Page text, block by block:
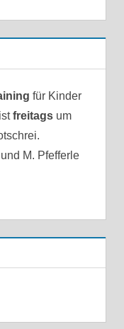
für Kinder
freitagsum
M. Pfefferle